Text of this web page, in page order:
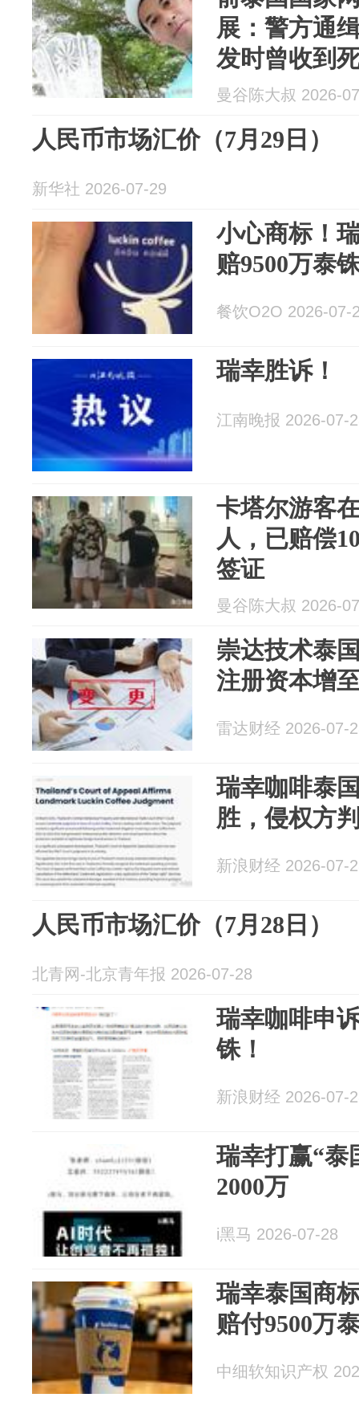
展：警方通
发时曾收到
曼谷陈大叔 2026-
人民币市场汇价（7月29日）
新华社 2026-07-29
小心商标！
赔9500万泰
餐饮O2O 2026-07-
瑞幸胜诉！
江南晚报 2026-07-
卡塔尔游客
人，已赔偿
签证
曼谷陈大叔 2026-
崇达技术泰
注册资本增
雷达财经 2026-07-
瑞幸咖啡泰
胜，侵权方
新浪财经 2026-07-
人民币市场汇价（7月28日）
北青网-北京青年报 2026-07-28
瑞幸咖啡申
铢！
新浪财经 2026-07-
瑞幸打赢“泰
2000万
i黑马 2026-07-28
瑞幸泰国商
赔付9500万
中细软知识产权